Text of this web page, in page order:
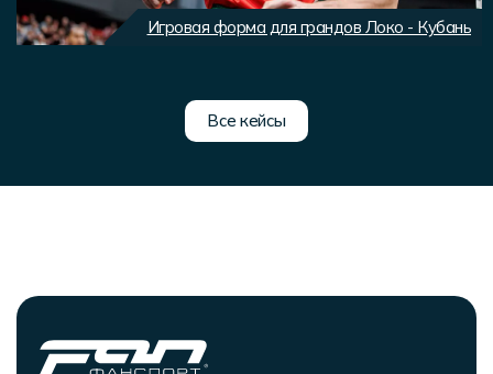
Игровая форма для грандов Локо - Кубань
Все кейсы